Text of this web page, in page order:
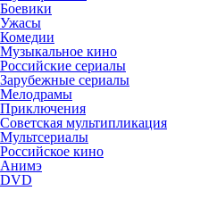
Боевики
Ужасы
Комедии
Музыкальное кино
Российские сериалы
Зарубежные сериалы
Мелодрамы
Приключения
Советская мультипликация
Мультсериалы
Российское кино
Анимэ
DVD